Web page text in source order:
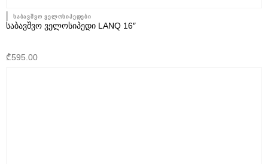
საბავშვო ველოსიპედები
ᲡᲐᲑᲐᲕᲨᲕᲝ ᲕᲔᲚᲝᲡᲘᲞᲔᲓᲘ LANQ 16″
₾595.00